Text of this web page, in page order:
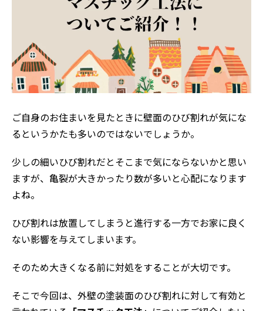
ご自身のお住まいを見たときに壁面のひび割れが気にな
るというかたも多いのではないでしょうか。
少しの細いひび割れだとそこまで気にならないかと思い
ますが、亀裂が大きかったり数が多いと心配になります
よね。
ひび割れは放置してしまうと進行する一方でお家に良く
ない影響を与えてしまいます。
そのため大きくなる前に対処をすることが大切です。
そこで今回は、外壁の塗装面のひび割れに対して有効と